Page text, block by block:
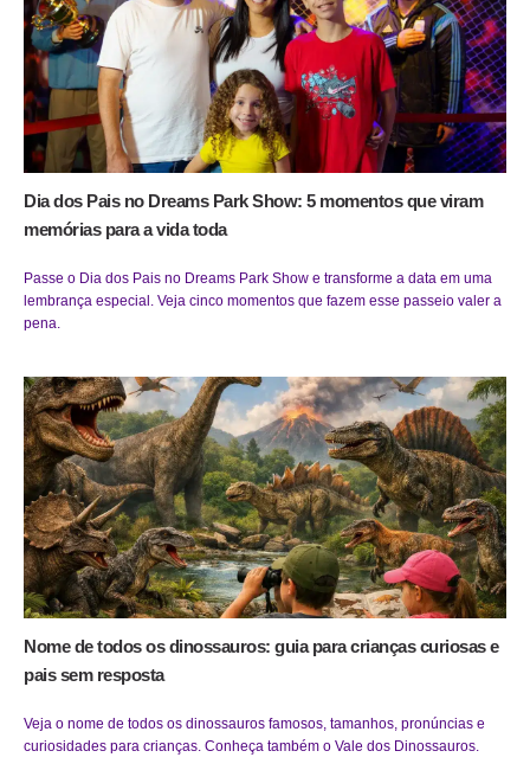
Dia dos Pais no Dreams Park Show: 5 momentos que viram
memórias para a vida toda
Passe o Dia dos Pais no Dreams Park Show e transforme a data em uma
lembrança especial. Veja cinco momentos que fazem esse passeio valer a
pena.
Nome de todos os dinossauros: guia para crianças curiosas e
pais sem resposta
Veja o nome de todos os dinossauros famosos, tamanhos, pronúncias e
curiosidades para crianças. Conheça também o Vale dos Dinossauros.